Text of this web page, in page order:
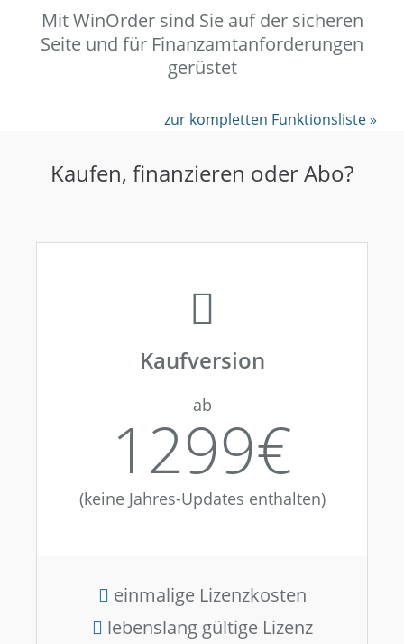
Mit WinOrder sind Sie auf der sicheren
Seite und für Finanzamtanforderungen
gerüstet
zur kompletten Funktionsliste »
Kaufen, finanzieren oder Abo?
Kaufversion
ab
1299€
(keine Jahres-Updates enthalten)
einmalige Lizenzkosten
lebenslang gültige Lizenz